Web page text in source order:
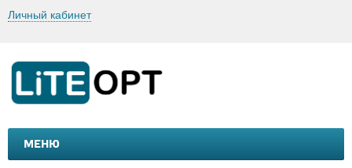
Личный кабинет
МЕНЮ
МАШИНКИ И МОТОЦИКЛЫ